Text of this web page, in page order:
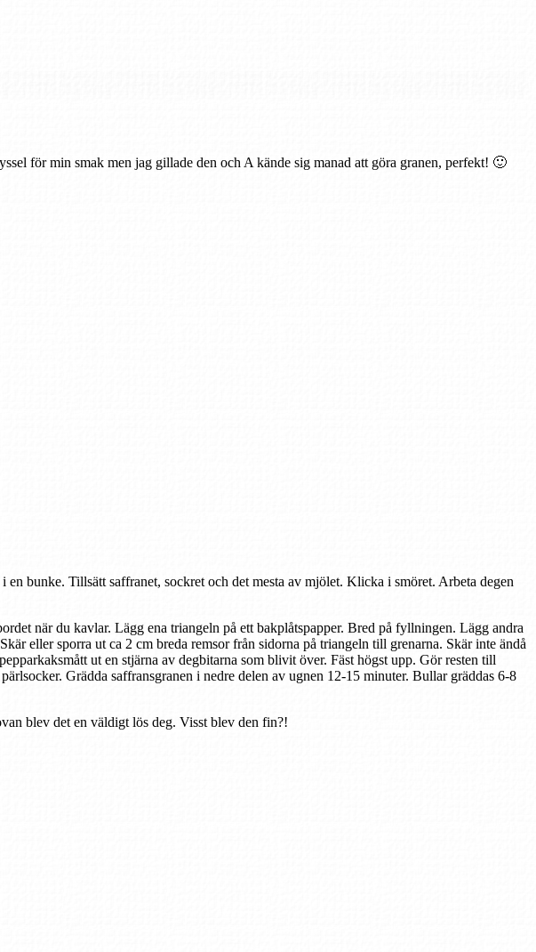
för min smak men jag gillade den och A kände sig manad att göra granen, perfekt! 🙂
bunke. Tillsätt saffranet, sockret och det mesta av mjölet. Klicka i smöret. Arbeta degen
när du kavlar. Lägg ena triangeln på ett bakplåtspapper. Bred på fyllningen. Lägg andra
eller sporra ut ca 2 cm breda remsor från sidorna på triangeln till grenarna. Skär inte ändå
ut en stjärna av degbitarna som blivit över. Fäst högst upp. Gör resten till
Grädda saffransgranen i nedre delen av ugnen 12-15 minuter. Bullar gräddas 6-8
blev det en väldigt lös deg. Visst blev den fin?!